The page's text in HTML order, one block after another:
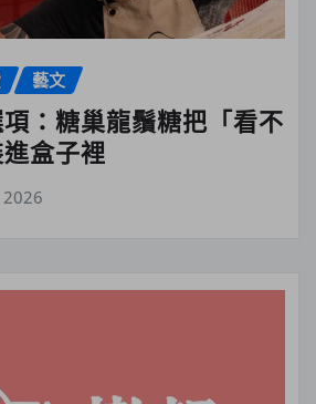
藝文
：糖巢龍鬚糖把「看不
盒子裡
2026